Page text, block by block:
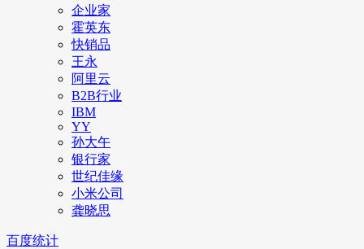
企业家
霍英东
快销品
王永
阿里云
B2B行业
IBM
YY
孙大午
银行家
世纪佳缘
小米公司
龚晓思
百度统计